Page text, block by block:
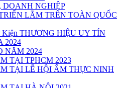
DOANH NGHIỆP
LÃM TRÊN TOÀN QUỐC
Kiện THƯƠNG HIỆU UY TÍN
2024
NĂM 2024
TẠI TPHCM 2023
TẠI LỄ HỘI ẨM THỰC NINH